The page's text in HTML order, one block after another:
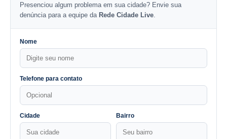
Presenciou algum problema em sua cidade? Envie sua
denúncia para a equipe da Rede Cidade Live
Nome
Telefone para contato
Cidade Bairro